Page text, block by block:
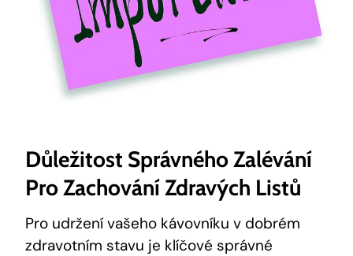
Důležitost Správného Zalévání
Pro Zachování Zdravých Listů
Pro udržení vašeho kávovníku v dobrém
zdravotním stavu je klíčové správné